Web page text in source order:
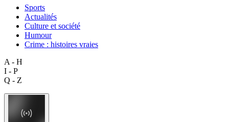
Sports
Actualités
Culture et société
Humour
Crime : histoires vraies
A - H
I - P
Q - Z